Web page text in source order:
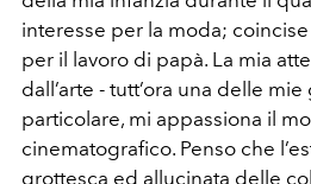
interesse per la moda;
per il lavoro di papà. La mia
dall’arte - tutt’ora una delle
particolare, mi appassiona il
cinematografico. Penso che
grottesca ed allucinata delle